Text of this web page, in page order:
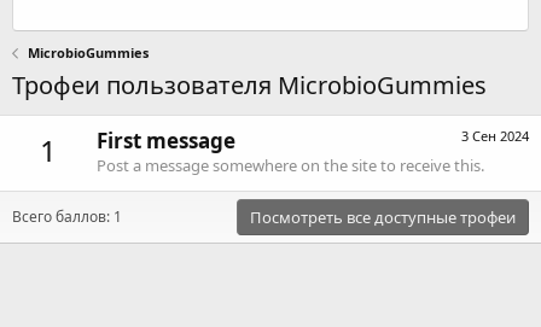
MicrobioGummies
Трофеи пользователя MicrobioGummies
1 3 Сен 2024
First message
Post a message somewhere on the site to receive this.
Всего баллов: 1 Посмотреть все доступные трофеи